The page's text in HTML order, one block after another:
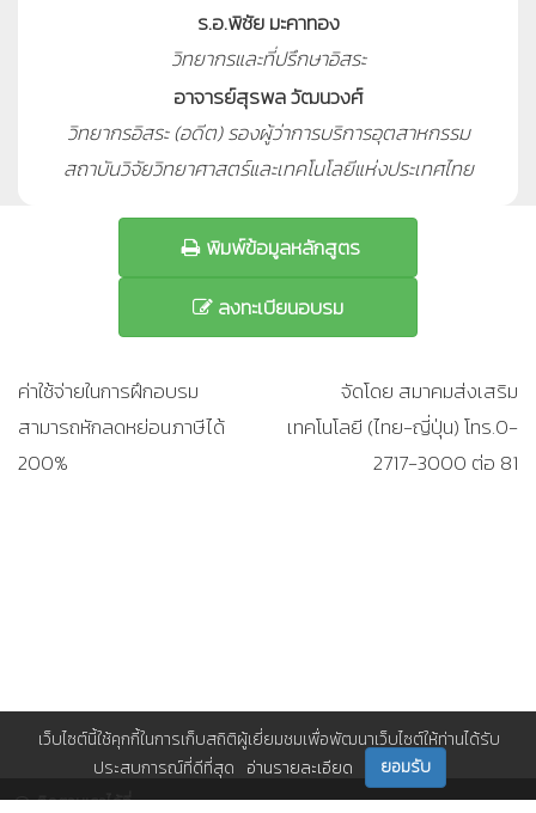
ร.อ.พิชัย มะคาทอง
วิทยากรและที่ปรึกษาอิสระ
อาจารย์สุรพล วัฒนวงศ์
วิทยากรอิสระ (อดีต) รองผู้ว่าการบริการอุตสาหกรรม
สถาบันวิจัยวิทยาศาสตร์และเทคโนโลยีแห่งประเทศไทย
พิมพ์ข้อมูลหลักสูตร
ลงทะเบียนอบรม
ค่าใช้จ่ายในการฝึกอบรม
สามารถหักลดหย่อนภาษีได้
200%
จัดโดย สมาคมส่งเสริม
เทคโนโลยี (ไทย-ญี่ปุ่น) โทร.0-
2717-3000 ต่อ 81
ติดตามเราได้ที่
เว็บไซต์นี้ใช้คุกกี้ในการเก็บสถิติผู้เยี่ยมชมเพื่อพัฒนาเว็บไซต์ให้ท่านได้รับ
ประสบการณ์ที่ดีที่สุด อ่านรายละเอียด ยอมรับ